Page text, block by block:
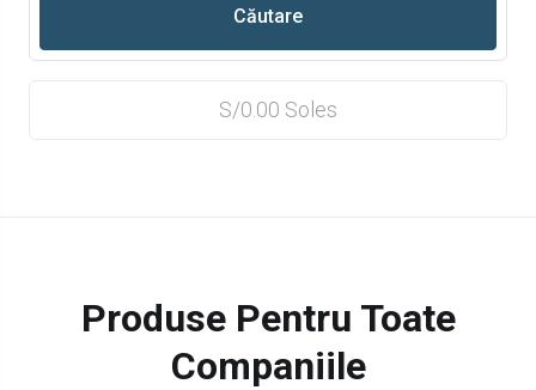
S/0.00 Soles
Produse Pentru Toate
Companiile